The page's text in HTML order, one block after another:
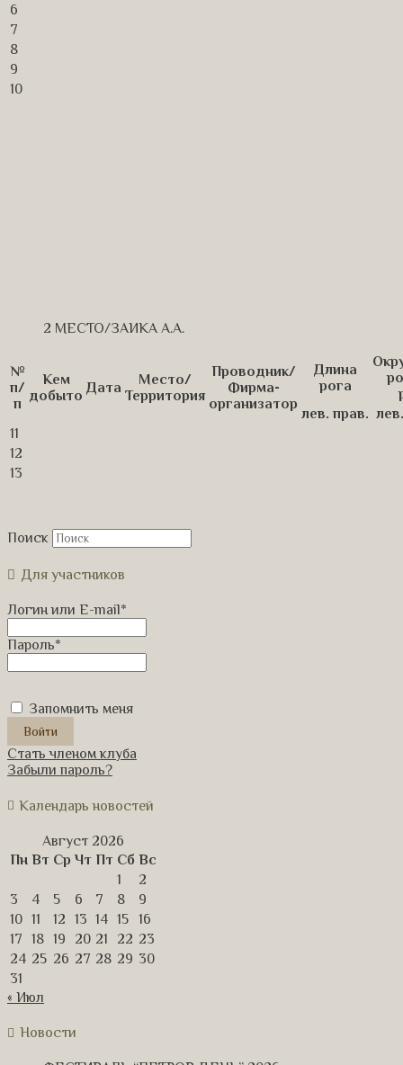
6
7
8
9
10
2 МЕСТО/ЗАИКА А.А.
№
п/
п
Кем
добыто Дата
Место/
Территория
Проводник/
Фирма-
организатор
Длина
рога
лев. прав. лев.
11
12
13
Поиск
Для участников
Логин или E-mail*
Пароль*
Запомнить меня
Стать членом клуба
Забыли пароль?
Календарь новостей
Август 2026
Пн Вт Ср Чт Пт Сб Вс
1
2
3
4 5 6 7 8
9
10 11 12 13 14 15
16
17
18 19 20 21 22 23
24 25 26 27 28 29 30
31
« Июл
Новости